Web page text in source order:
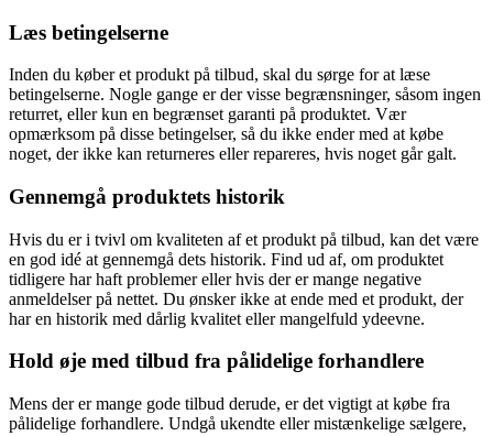
Læs betingelserne
Inden du køber et produkt på tilbud, skal du sørge for at læse
betingelserne. Nogle gange er der visse begrænsninger, såsom ingen
returret, eller kun en begrænset garanti på produktet. Vær
opmærksom på disse betingelser, så du ikke ender med at købe
noget, der ikke kan returneres eller repareres, hvis noget går galt.
Gennemgå produktets historik
Hvis du er i tvivl om kvaliteten af ​​et produkt på tilbud, kan det være
en god idé at gennemgå dets historik. Find ud af, om produktet
tidligere har haft problemer eller hvis der er mange negative
anmeldelser på nettet. Du ønsker ikke at ende med et produkt, der
har en historik med dårlig kvalitet eller mangelfuld ydeevne.
Hold øje med tilbud fra pålidelige forhandlere
Mens der er mange gode tilbud derude, er det vigtigt at købe fra
pålidelige forhandlere. Undgå ukendte eller mistænkelige sælgere,